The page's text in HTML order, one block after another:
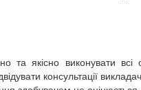
та якісно виконувати
консультації